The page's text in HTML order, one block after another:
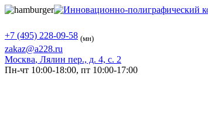
+7 (495) 228-09-58 (мн)
zakaz@a228.ru
Москва, Лялин пер., д. 4, с. 2
Пн-чт 10:00-18:00, пт 10:00-17:00